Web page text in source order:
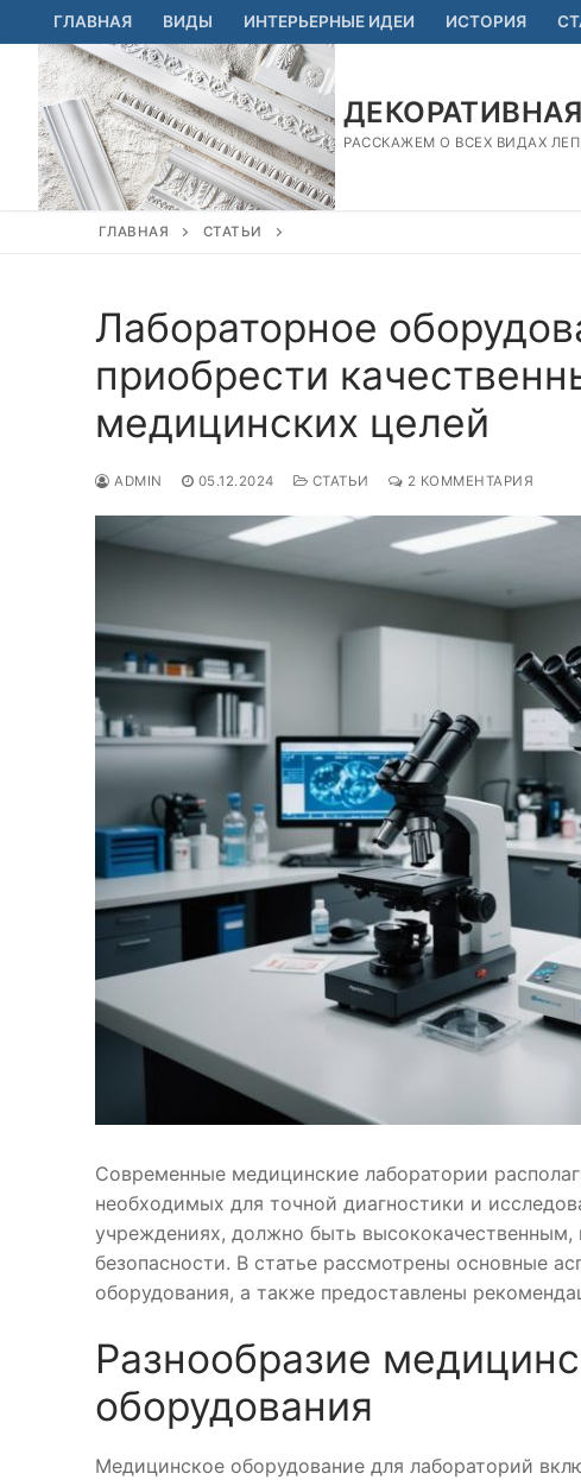
Перейти
к
содержимому
ГЛАВНАЯ ВИДЫ ИНТЕРЬЕРНЫЕ ИДЕИ ИСТОРИЯ
РАССКАЖЕМ О ВСЕХ ВИДАХ
ГЛАВНАЯ СТАТЬИ
Лабораторное
приобрести
медицинских целей
ADMIN 05.12.2024 СТАТЬИ 2 КОММЕНТАРИЯ
Современные медицинские лаборатории
необходимых для точной диагностики и
учреждениях, должно быть
безопасности. В статье рассмотрены основные
оборудования, а также предоставлены
Разнообразие
оборудования
Медицинское оборудование для лабораторий